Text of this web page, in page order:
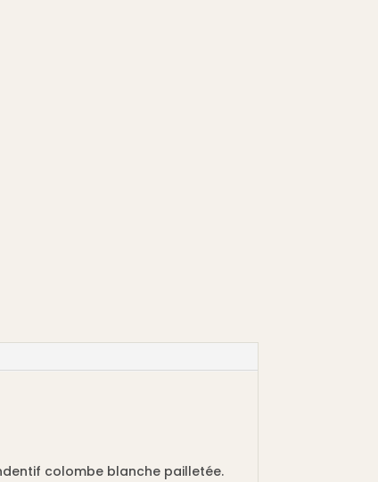
colombe blanche pailletée.